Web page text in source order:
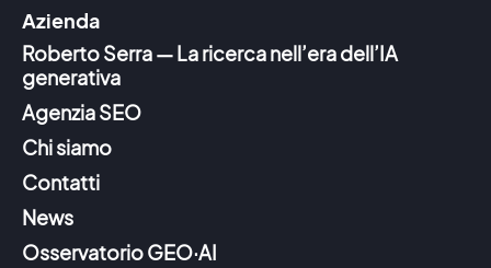
Azienda
Roberto Serra — La ricerca nell’era dell’IA
generativa
Agenzia SEO
Chi siamo
Contatti
News
Osservatorio GEO·AI